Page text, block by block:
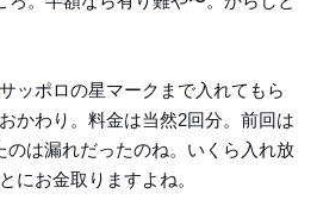
ッポロの星マークまで入れてもら
かわり。料金は当然2回分。前回は
のは漏れだったのね。いくら入れ放
にお金取りますよね。